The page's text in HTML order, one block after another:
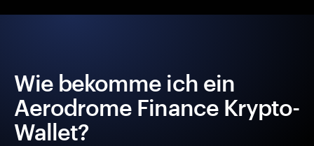
Wie bekomme ich ein
Aerodrome Finance Krypto-
Wallet?